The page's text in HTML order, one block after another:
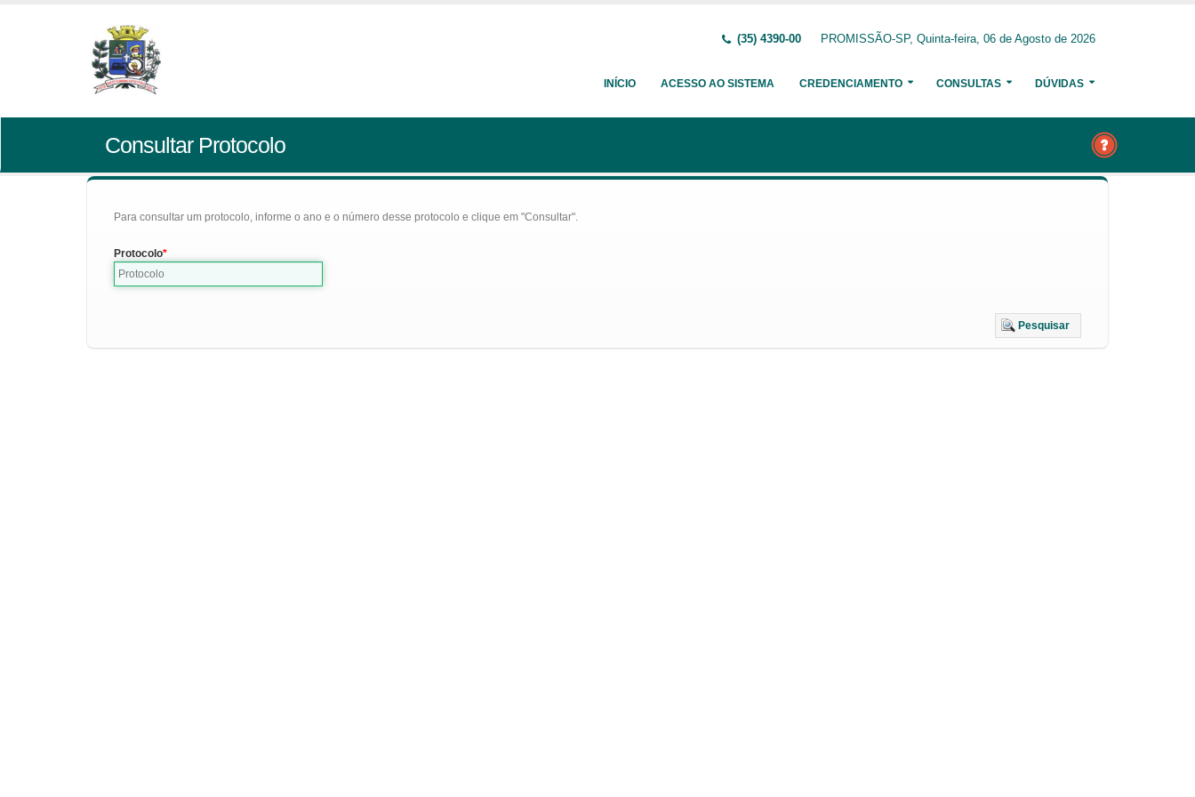
(35) 4390-00 PROMISSÃO-SP, Quinta-feira, 06 de Agosto de 2026
INÍCIO ACESSO AO SISTEMA CREDENCIAMENTO CONSULTAS DÚVIDAS
Consultar Protocolo
Para consultar um protocolo, informe o ano e o número desse protocolo e clique em "Consultar".
Protocolo
Pesquisar